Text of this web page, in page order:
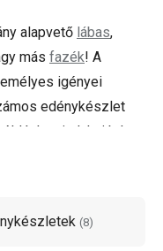
alapvető lábas,
más fazék! A
igényei
edénykészlet
az indukcióshoz
(8)